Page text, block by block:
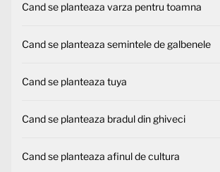
Cand se planteaza varza pentru toamna
Cand se planteaza semintele de galbenele
Cand se planteaza tuya
Cand se planteaza bradul din ghiveci
Cand se planteaza afinul de cultura